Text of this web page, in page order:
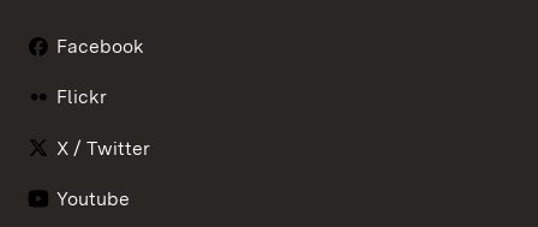
Facebook
Flickr
X / Twitter
Youtube